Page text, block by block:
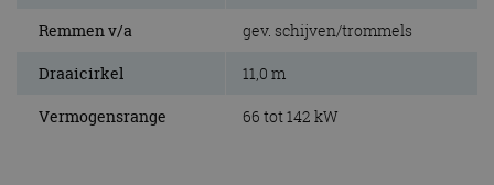
Remmen v/a gev. schijven/trommels
Draaicirkel 11,0 m
Vermogensrange 66 tot 142 kW